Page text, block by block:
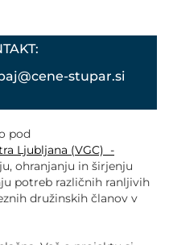
stupar.si
pod
Ljubljana (VGC) -
ohranjanju in širjenju
potreb različnih ranljivih
družinskih članov v